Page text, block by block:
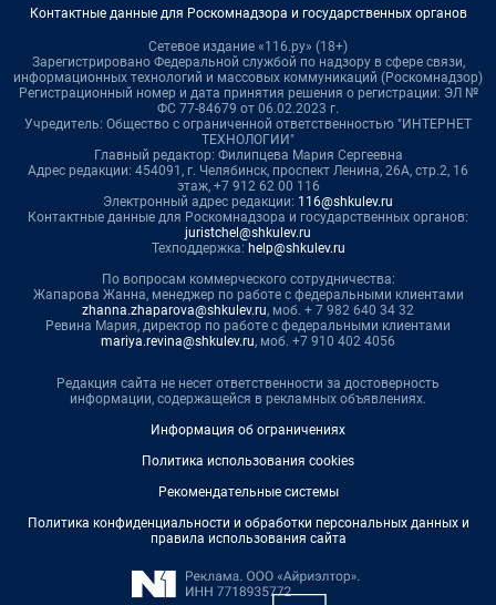
Контактные данные для Роскомнадзора и государственных органов
Сетевое издание «116.ру» (18+)
Зарегистрировано Федеральной службой по надзору в сфере связи,
информационных технологий и массовых коммуникаций (Роскомнадзор)
Регистрационный номер и дата принятия решения о регистрации: ЭЛ №
ФС 77-84679 от 06.02.2023 г.
Учредитель: Общество с ограниченной ответственностью "ИНТЕРНЕТ
ТЕХНОЛОГИИ"
Главный редактор: Филипцева Мария Сергеевна
Адрес редакции: 454091, г. Челябинск, проспект Ленина, 26А, стр.2, 16
этаж, +7 912 62 00 116
Электронный адрес редакции: 116@shkulev.ru
Контактные данные для Роскомнадзора и государственных органов:
juristchel@shkulev.ru
Техподдержка: help@shkulev.ru
По вопросам коммерческого сотрудничества:
Жапарова Жанна, менеджер по работе с федеральными клиентами
zhanna.zhaparova@shkulev.ru, моб. + 7 982 640 34 32
Ревина Мария, директор по работе с федеральными клиентами
mariya.revina@shkulev.ru, моб. +7 910 402 4056
Редакция сайта не несет ответственности за достоверность
информации, содержащейся в рекламных объявлениях.
Информация об ограничениях
Политика использования cookies
Рекомендательные системы
Политика конфиденциальности и обработки персональных данных и
правила использования сайта